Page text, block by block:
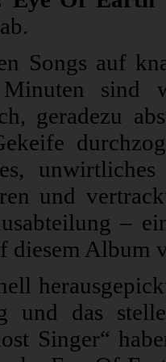
Songs auf
Minuten sind
geradezu
und
–
diesem Album
und das
Singer“